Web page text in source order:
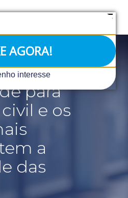
AGORA!
interesse
para
e os
a
das